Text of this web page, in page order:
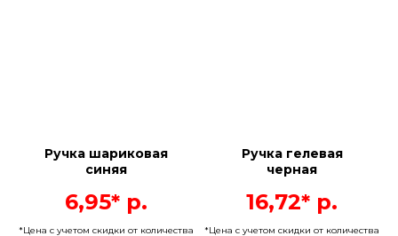
Ручка шариковая
синяя
6,95* р.
*Цена с учетом скидки от количества
Ручка гелевая
черная
16,72* р.
*Цена с учетом скидки от количества